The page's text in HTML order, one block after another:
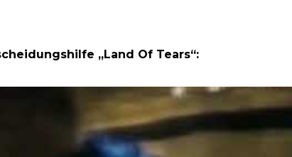
„Land Of Tears“: